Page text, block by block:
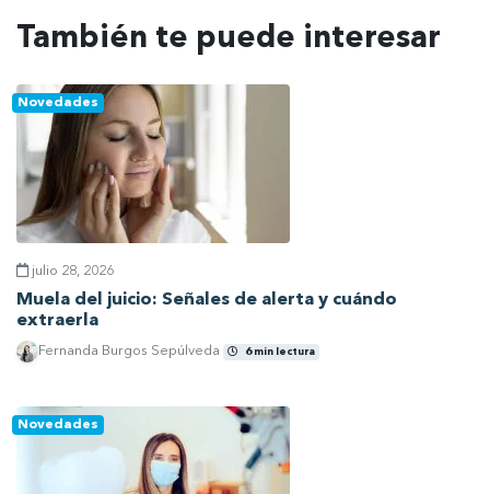
También te puede interesar
Novedades
julio 28, 2026
Muela del juicio: Señales de alerta y cuándo
extraerla
Fernanda Burgos Sepúlveda 6 min lectura
Novedades